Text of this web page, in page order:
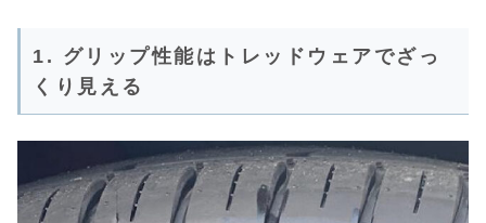
1. グリップ性能はトレッドウェアでざっ
くり見える